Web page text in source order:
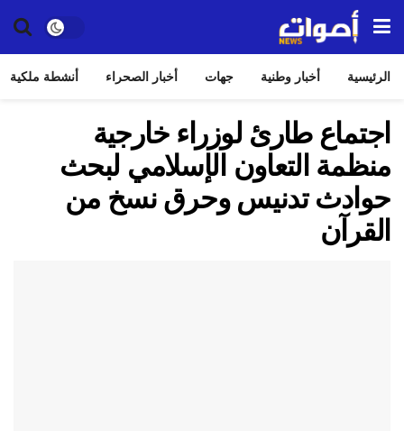
الرئيسية أخبار وطنية جهات أخبار الصحراء أنشطة ملكية
اجتماع طارئ لوزراء خارجية
منظمة التعاون الإسلامي لبحث
حوادث تدنيس وحرق نسخ من
القرآن